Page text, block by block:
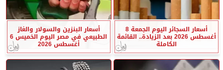
أسعار السجائر اليوم الجمعة 8
أغسطس 2026 بعد الزيادة.. القائمة
الكاملة
أسعار البنزين والسولار والغاز
الطبيعي في مصر اليوم الخميس 6
أغسطس 2026